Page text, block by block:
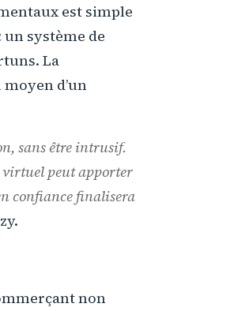
est simple
un système de
La
d’un
sans être intrusif.
virtuel peut apporter
confiance finalisera
non